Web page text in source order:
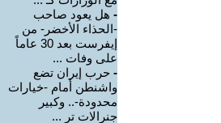
- هل يعود صاحب
-الحذاء الأخضر- من
إيفرست بعد 30 عاماً
على وفات ...
- حرب إيران تضع
واشنطن أمام -خيارات
محدودة-.. وكبير
جنرالات تر ...